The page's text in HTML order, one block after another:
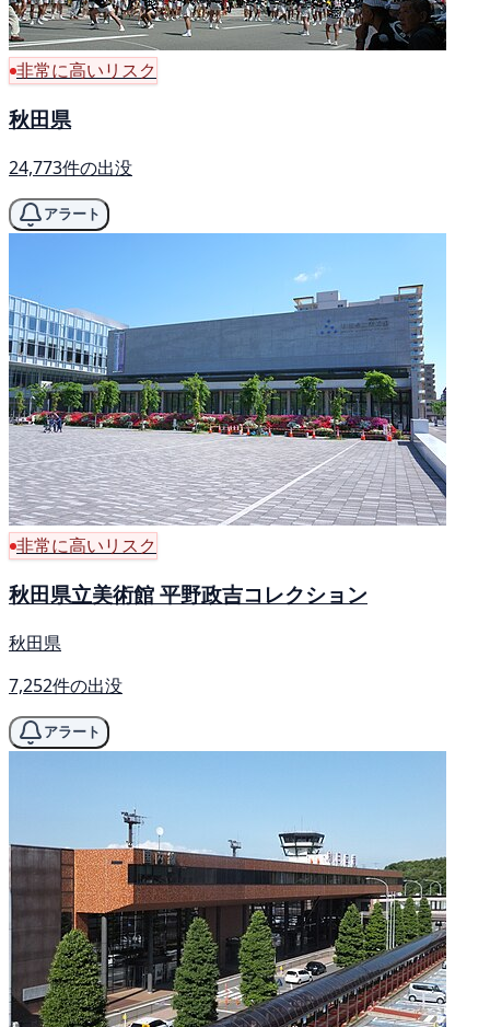
非常に高いリスク
秋田県
24,773件の出没
アラート
非常に高いリスク
秋田県立美術館 平野政吉コレクション
秋田県
7,252件の出没
アラート